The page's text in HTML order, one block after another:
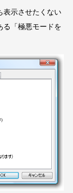
表示させたくない
る「極悪モードを